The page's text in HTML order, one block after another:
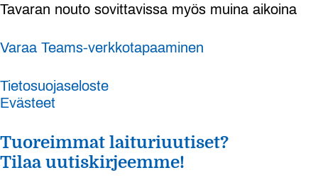
Tavaran nouto sovittavissa myös muina aikoina
Varaa Teams-verkkotapaaminen
Tietosuojaseloste
Evästeet
Tuoreimmat laituriuutiset?
Tilaa uutiskirjeemme!